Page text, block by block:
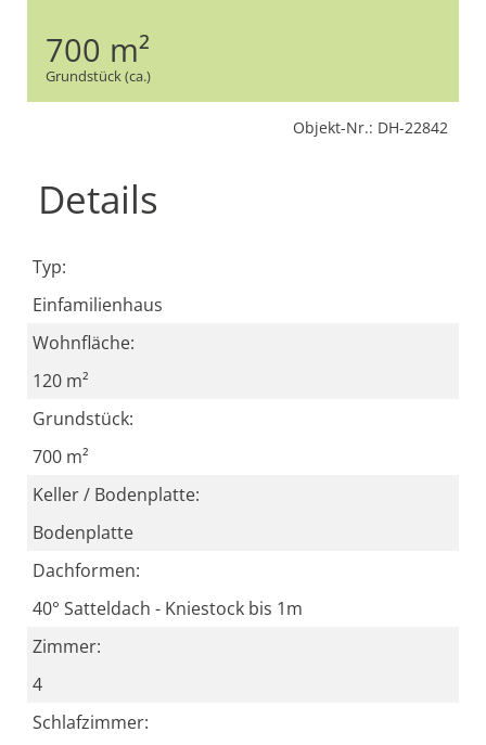
700 m²
Grundstück (ca.)
Objekt-Nr.: DH-22842
Details
Typ:
Einfamilienhaus
Wohnfläche:
120 m²
Grundstück:
700 m²
Keller / Bodenplatte:
Bodenplatte
Dachformen:
40° Satteldach - Kniestock bis 1m
Zimmer:
4
Schlafzimmer: